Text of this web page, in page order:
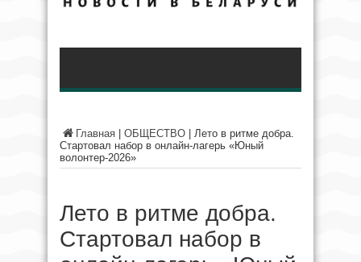
Главная ОБЩЕСТВО
Лето в ритме добра.
Стартовал набор в онлайн-лагерь «Юный
волонтер-2026»
Лето в ритме добра.
Стартовал набор в